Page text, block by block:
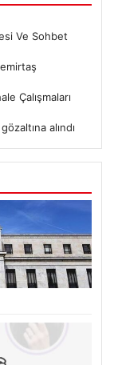
Ve Sohbet
Çalışmaları
alındı